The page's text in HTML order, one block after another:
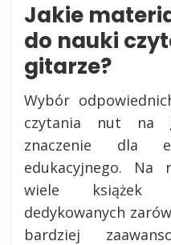
Jakie
do nauki
gitarze?
Wybór
czytania nut na
znaczenie dla
edukacyjnego. Na
wiele książek
dedykowanych
bardziej